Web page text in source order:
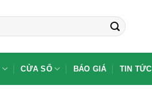
CỬA SỔ BÁO GIÁ TIN TỨC